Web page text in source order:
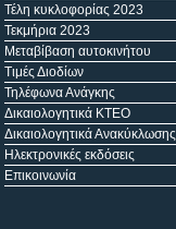
Τέλη κυκλοφορίας 2023
Τεκμήρια 2023
Μεταβίβαση αυτοκινήτου
Τιμές Διοδίων
Τηλέφωνα Ανάγκης
Δικαιολογητικά ΚΤΕΟ
Δικαιολογητικά Ανακύκλωσης
Ηλεκτρονικές εκδόσεις
Επικοινωνία